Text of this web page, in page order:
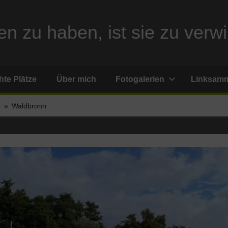
zu haben, ist sie zu
Plätze Über mich Fotogalerien
Waldbronn